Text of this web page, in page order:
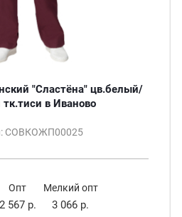
"Сластёна" цв.белый/
в Иваново
СОВКОЖП00025
Опт
2 567 р.
Мелкий опт
3 066 р.